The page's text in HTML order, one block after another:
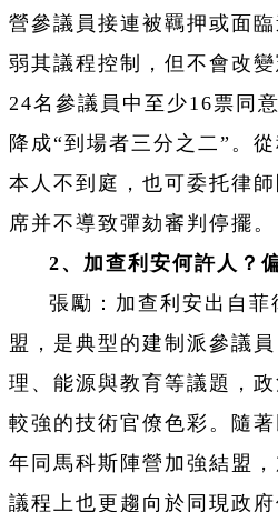
營參議員接連被羈押或面
弱其議程控制，但不會改
24名參議員中至少16票同
降成“到場者三分之二”。
本人不到庭，也可委托律
席并不導致彈劾審判停擺。
2、加查利安何許人？
張勵：加查利安出自
盟，是典型的建制派參議
理、能源與教育等議題，
較強的技術官僚色彩。隨
年同馬科斯陣營加強結盟
議程上也更趨向於同現政府